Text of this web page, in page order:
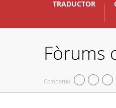
TRADUCTOR
Fòrums
Compartiu